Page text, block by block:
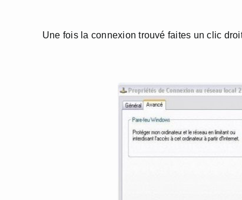
Une fois la connexion trouvé faites un clic